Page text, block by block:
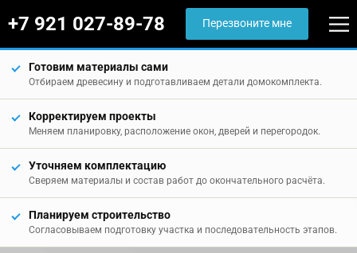
+7 921 027-89-78 Перезвоните мне
Готовим материалы сами
Отбираем древесину и подготавливаем детали домокомплекта.
Корректируем проекты
Меняем планировку, расположение окон, дверей и перегородок.
Уточняем комплектацию
Сверяем материалы и состав работ до окончательного расчёта.
Планируем строительство
Согласовываем подготовку участка и последовательность этапов.